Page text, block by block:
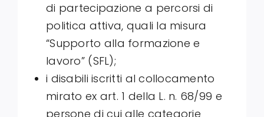
di partecipazione a percorsi di
politica attiva, quali la misura
“Supporto alla formazione e
lavoro” (SFL);
i disabili iscritti al collocamento
mirato ex art. 1 della L. n. 68/99 e
persone di cui alle categorie